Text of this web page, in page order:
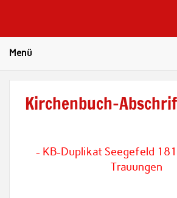
Menü
Kirchenbuch-
- KB-Duplikat Seegefeld
Trauungen